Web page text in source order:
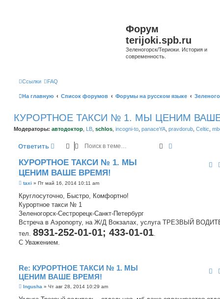
Форум
terijoki.spb.ru
Зеленогорск/Териоки. История и
современность.
Ссылки FAQ
На главную Список форумов Форумы на русском языке
КУРОРТНОЕ ТАКСИ № 1. МЫ ЦЕНИМ
Модераторы: автодоктор LB schlos incogni-to panaceYA pravdorub Celtic
Ответить Поиск
КУРОРТНОЕ ТАКСИ № 1. МЫ
ЦЕНИМ ВАШЕ ВРЕМЯ!
С
о
б
щ
е
и
taxi » Пт май 16, 2014 10:11 am
Круглосуточно, Быстро, Комфортно!
Курортное такси № 1
Зеленогорск-Сестрорецк-Санкт-Петербург
Встреча в Аэропорту, на Ж/Д Вокзалах, услуга ТРЕЗВЫЙ
тел. 8931-252-01-01; 433-01-01.
С Уважением.
Re: КУРОРТНОЕ ТАКСИ № 1. МЫ
ЦЕНИМ ВАШЕ ВРЕМЯ!
С
о
Ingusha » Чт авг 28, 2014 10:29 am